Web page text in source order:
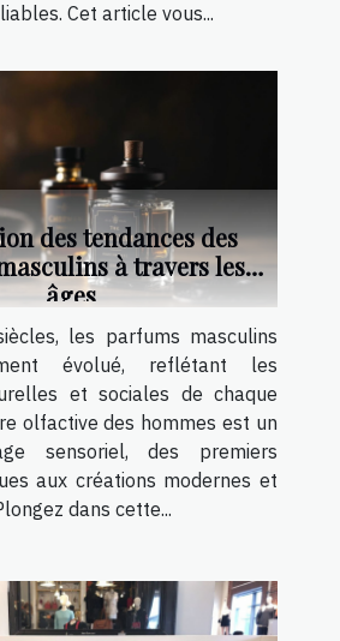
Cet article vous...
des tendances des
à travers les
âges
les parfums masculins
évolué, reflétant les
et sociales de chaque
olfactive des hommes est un
sensoriel, des premiers
aux créations modernes et
dans cette...